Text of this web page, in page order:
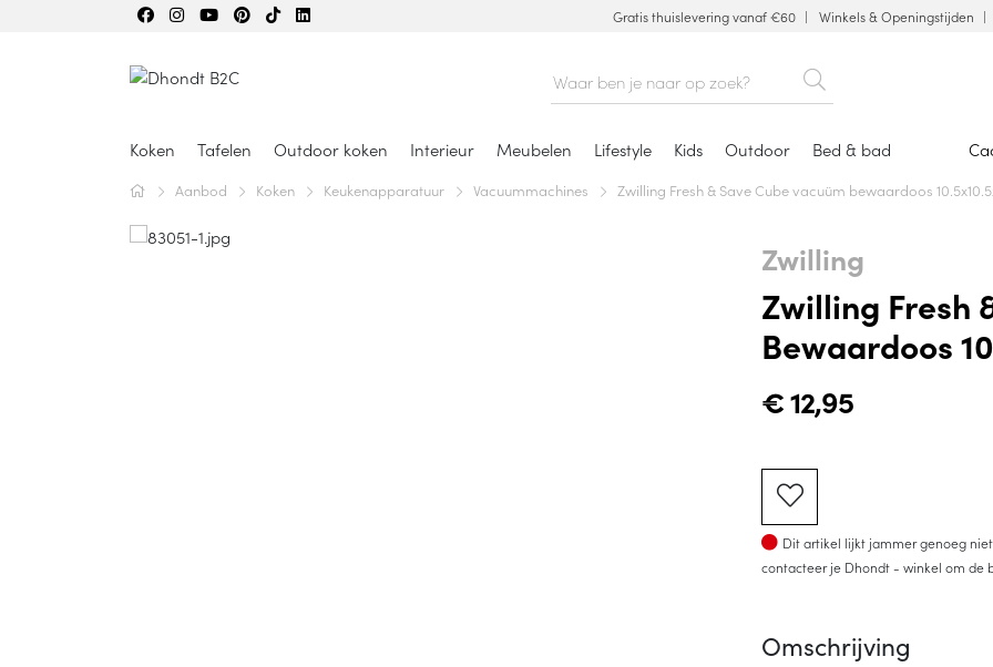
Gratis thuislevering vanaf €60 Winkels & Openingstijden
Koken Tafelen Outdoor koken Interieur Meubelen Lifestyle Kids Outdoor Bed & bad
Aanbod Koken Keukenapparatuur Vacuummachines Zwilling Fresh & Save Cube vacuüm bewaardoos
Zwilling
Zwilling Fresh
Bewaardoos
€12,95
Op voorraad
Dit artikel lijkt jammer genoeg
contacteer je Dhondt - winkel om de
Omschrijving